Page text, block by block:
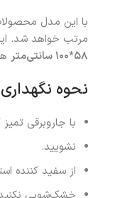
با این مدل
مرتب خواهد شد.
۵۸*۱۰۰
سانتی‌متر
نحوه نگهداری
با جاروبرقی تمیز
نشویید.
از سفید کننده